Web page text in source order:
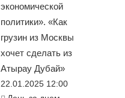
экономической
политики». «Как
грузин из Москвы
хочет сделать из
Атырау Дубай»
22.01.2025 12:00